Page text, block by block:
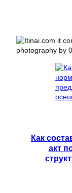
Как
акт